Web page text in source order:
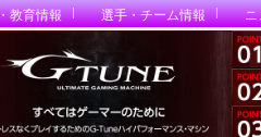
教育情報 選手・チーム情報 ニ